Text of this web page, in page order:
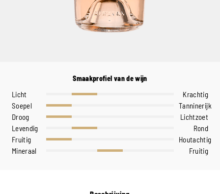
Smaakprofiel van de wijn
Licht
Krachtig
Soepel
Tanninerijk
Droog
Lichtzoet
Levendig
Rond
Fruitig
Houtachtig
Mineraal
Fruitig